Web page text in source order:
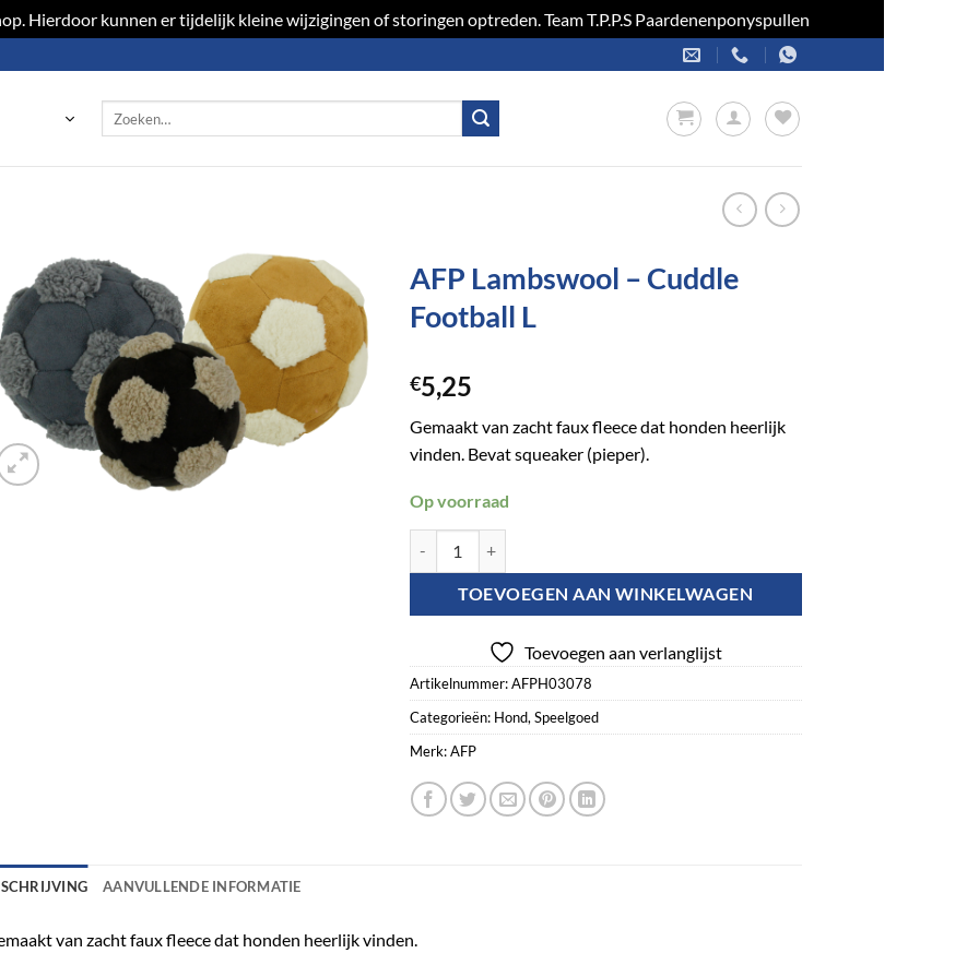
Hierdoor kunnen er tijdelijk kleine wijzigingen of storingen optreden. Team T.P.P.S Paardenenponyspullen
Toevoegen
aan
verlanglijst
AFP Lambswool – Cuddle
Football L
€5,25
Gemaakt van zacht faux fleece dat honden heerlijk
vinden. Bevat squeaker (pieper).
Op voorraad
TOEVOEGEN AAN WINKELWAGEN
Toevoegen aan verlanglijst
Artikelnummer:AFPH03078
Categorieën: Hond, Speelgoed
Merk:AFP
AANVULLENDE INFORMATIE
van zacht faux fleece dat honden heerlijk vinden.